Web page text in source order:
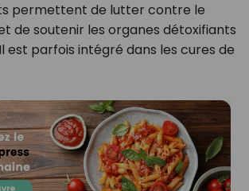
permettent de lutter contre le
de soutenir les organes détoxifiants
est parfois intégré dans les cures de